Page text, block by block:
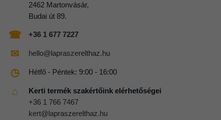
2462 Martonvásár,
Budai út 89.
☎ +36 1 677 7227
✉ hello@lapraszerelthaz.hu
◷ Hétfő - Péntek: 9:00 - 16:00
⌂
Kerti termék szakértőink elérhetőségei
+36 1 766 7467
kert@lapraszerelthaz.hu